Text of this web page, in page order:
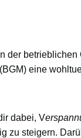
der betrieblichen
eine
dabei, V
zu steigern.